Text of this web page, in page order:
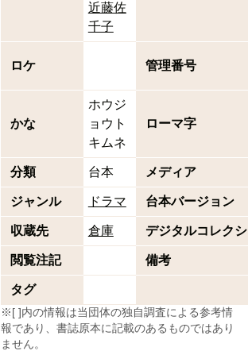
近藤佐
千子
ロケ 管理番号
かな
ホウジ
ョウト
キムネ
ローマ字
分類 台本 メディア
ジャンル ドラマ 台本バージョン
収蔵先 倉庫 デジタルコレク
閲覧注記 備考
タグ
※[ ]内の情報は当団体の独自調査による参考情
報であり、書誌原本に記載のあるものではあり
ません。